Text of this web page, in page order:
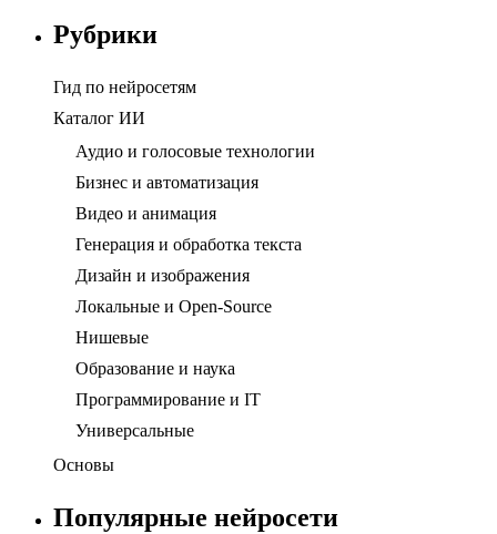
Рубрики
Гид по нейросетям
Каталог ИИ
Аудио и голосовые технологии
Бизнес и автоматизация
Видео и анимация
Генерация и обработка текста
Дизайн и изображения
Локальные и Open-Source
Нишевые
Образование и наука
Программирование и IT
Универсальные
Основы
Популярные нейросети